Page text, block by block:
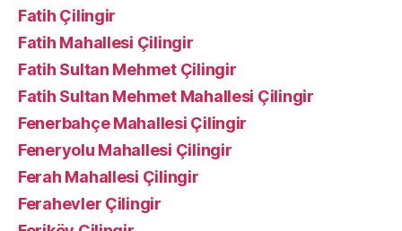
Fatih Çilingir
Fatih Mahallesi Çilingir
Fatih Sultan Mehmet Çilingir
Fatih Sultan Mehmet Mahallesi Çilingir
Fenerbahçe Mahallesi Çilingir
Feneryolu Mahallesi Çilingir
Ferah Mahallesi Çilingir
Ferahevler Çilingir